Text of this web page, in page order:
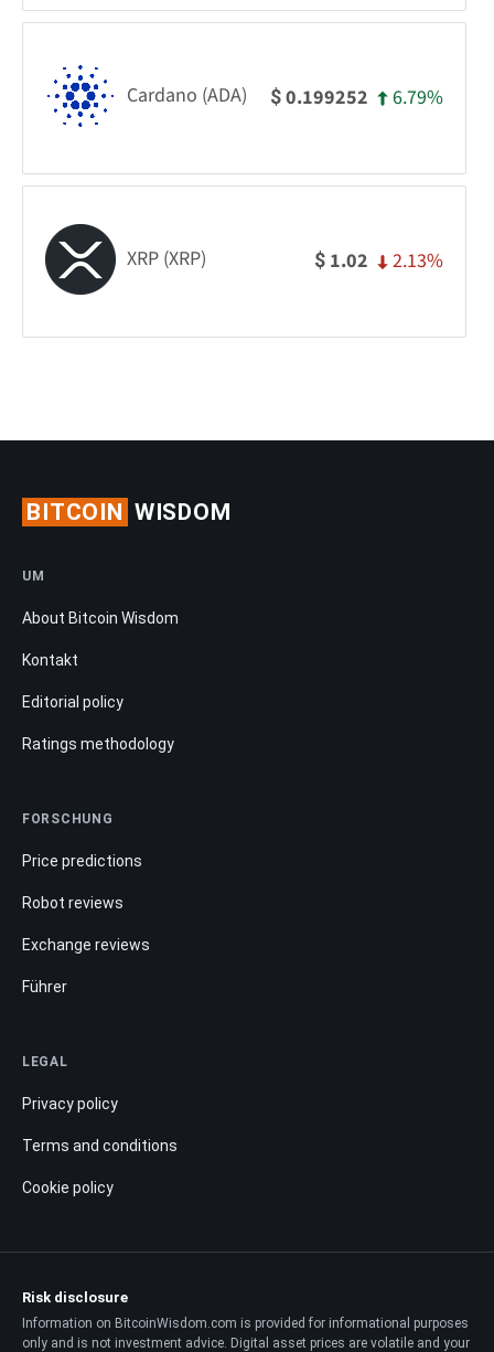
Cardano (ADA) $0.199252 6.79%
XRP (XRP) $ 1.02 2.13%
BITCOIN WISDOM
UM
About Bitcoin Wisdom
Kontakt
Editorial policy
Ratings methodology
FORSCHUNG
Price predictions
Robot reviews
Exchange reviews
Führer
LEGAL
Privacy policy
Terms and conditions
Cookie policy
Risk disclosure
Information on BitcoinWisdom.com is provided for informational purposes
only and is not investment advice. Digital asset prices are volatile and your